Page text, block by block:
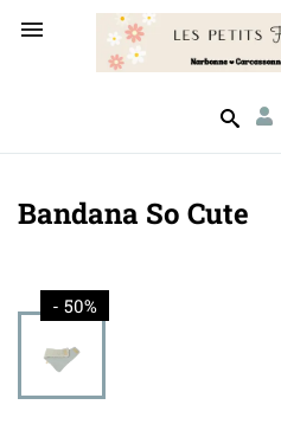

Bandana So Cute
- 50%